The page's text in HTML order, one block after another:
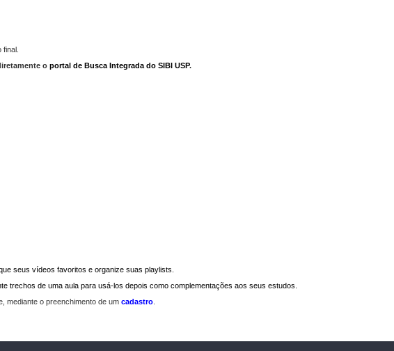
o portal de Busca Integrada do SIBI USP.
seus vídeos favoritos e organize suas playlists.
trechos de uma aula para usá-los depois como complementações aos seus estudos.
mediante o preenchimento de um cadastro